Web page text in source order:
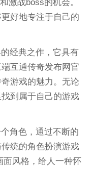
激战boss的机会。
好地专注于自己的
经典之作，它具有
互通传奇发布网官
游戏的魅力。无论
到属于自己的游戏
角色，通过不断的
统的角色扮演游戏
面风格，给人一种怀